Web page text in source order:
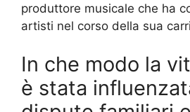
produttore musicale che ha
artisti nel corso della sua
In che modo la
è stata